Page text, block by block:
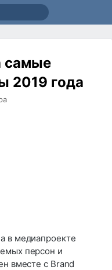
самые
2019 года
в медиапроекте
персон и
вместе с Brand